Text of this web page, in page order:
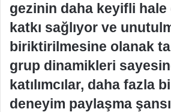
gezinin daha keyifli hale
katkı sağlıyor ve
biriktirilmesine olanak
grup dinamikleri
katılımcılar, daha fazla
deneyim paylaşma